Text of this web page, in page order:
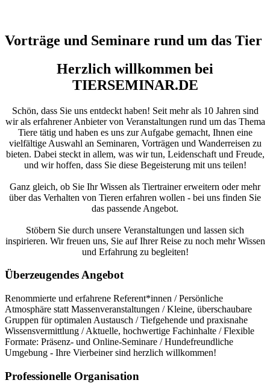
Vorträge und Seminare rund um das Tier
Herzlich willkommen bei
TIERSEMINAR.DE
Schön, dass Sie uns entdeckt haben! Seit mehr als 10 Jahren sind
wir als erfahrener Anbieter von Veranstaltungen rund um das Thema
Tiere tätig und haben es uns zur Aufgabe gemacht, Ihnen eine
vielfältige Auswahl an Seminaren, Vorträgen und Wanderreisen zu
bieten. Dabei steckt in allem, was wir tun, Leidenschaft und Freude,
und wir hoffen, dass Sie diese Begeisterung mit uns teilen!
Ganz gleich, ob Sie Ihr Wissen als Tiertrainer erweitern oder mehr
über das Verhalten von Tieren erfahren wollen - bei uns finden Sie
das passende Angebot.
Stöbern Sie durch unsere Veranstaltungen und lassen sich
inspirieren. Wir freuen uns, Sie auf Ihrer Reise zu noch mehr Wissen
und Erfahrung zu begleiten!
Überzeugendes Angebot
Renommierte und erfahrene Referent*innen / Persönliche
Atmosphäre statt Massenveranstaltungen / Kleine, überschaubare
Gruppen für optimalen Austausch / Tiefgehende und praxisnahe
Wissensvermittlung / Aktuelle, hochwertige Fachinhalte / Flexible
Formate: Präsenz- und Online-Seminare / Hundefreundliche
Umgebung - Ihre Vierbeiner sind herzlich willkommen!
Professionelle Organisation